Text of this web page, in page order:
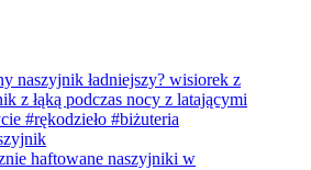
haftowane naszyjniki w